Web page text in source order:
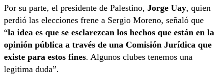
Por su parte, el presidente de Palestino, Jorge Uay, quien
perdió las elecciones frene a Sergio Moreno, señaló que
“la idea es que se esclarezcan los hechos que están en la
opinión pública a través de una Comisión Jurídica que
existe para estos fines. Algunos clubes tenemos una
legitima duda”.